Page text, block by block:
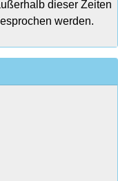
dieser Zeiten
werden.